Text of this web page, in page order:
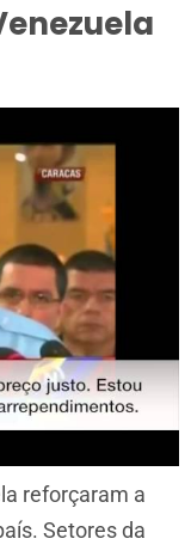
reforçaram a
Setores da